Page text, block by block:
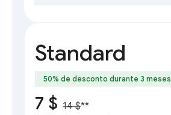
Standard
50% de desconto durante 3 meses
7 $ 14 $**